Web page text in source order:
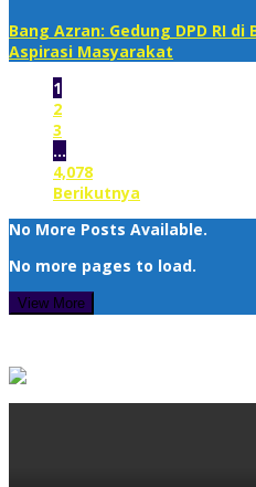
Bang Azran: Gedung DPD RI
Aspirasi Masyarakat
1
2
3
…
4,078
Berikutnya
No More Posts Available.
No more pages to load.
View More